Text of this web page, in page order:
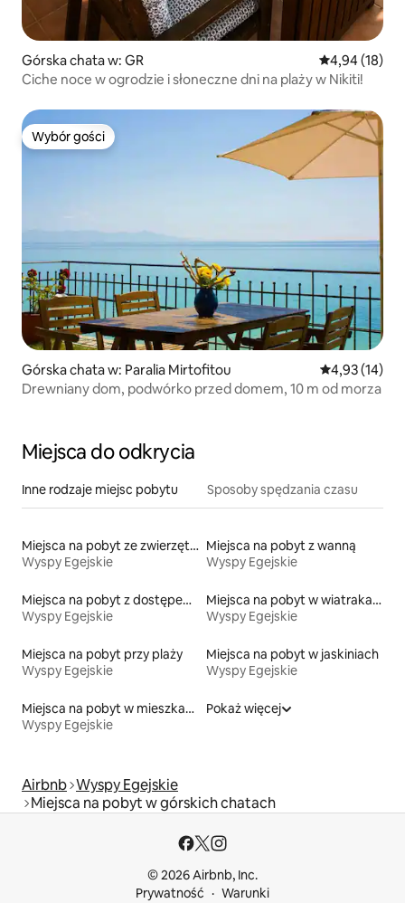
Górska chata w: GR Średnia
4,94 (18)
Ciche noce w ogrodzie i słoneczne dni na plaży w Nikiti!
Wybór gości
Wybór gości
Górska chata w: Paralia Mirtofitou Średnia
4,93 (14)
Drewniany dom, podwórko przed domem, 10 m od morza
Miejsca do odkrycia
Inne rodzaje miejsc pobytu Sposoby spędzania czasu
Miejsca na pobyt ze zwierzętami
Wyspy Egejskie
Miejsca na pobyt z wanną
Wyspy Egejskie
Miejsca na pobyt z dostępem do jeziora
Wyspy Egejskie
Miejsca na pobyt w wiatrakach
Wyspy Egejskie
Miejsca na pobyt przy plaży
Wyspy Egejskie
Miejsca na pobyt w jaskiniach
Wyspy Egejskie
Miejsca na pobyt w mieszkaniach
Wyspy Egejskie
Pokaż więcej
Airbnb Wyspy Egejskie
Miejsca na pobyt w górskich chatach
© 2026 Airbnb, Inc.
Prywatność
Warunki